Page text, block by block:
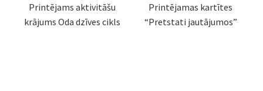
Printējams aktivitāšu
krājums Oda dzīves cikls
Printējamas kartītes
“Pretstati jautājumos”